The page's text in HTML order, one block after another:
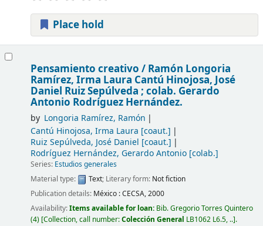
Place hold
Pensamiento creativo / Ramón Longoria
Ramírez, Irma Laura Cantú Hinojosa, José
Daniel Ruiz Sepúlveda ; colab. Gerardo
Antonio Rodríguez Hernández.
by Longoria Ramírez, Ramón
Cantú Hinojosa, Irma Laura [coaut.]
Ruiz Sepúlveda, José Daniel [coaut.]
Rodríguez Hernández, Gerardo Antonio[colab.]
Series: Estudios generales
Material type:
Text; Literary form: Not fiction
Publication details: México :CECSA,2000
Availability:Items available for loan: Bib. Gregorio Torres Quintero
(4) Collection, call number:Colección General LB1062 L6.5, .. .